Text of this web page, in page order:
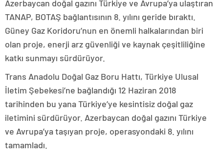
Azerbaycan doğal gazını Türkiye ve Avrupa’ya ulaştıran
TANAP, BOTAŞ bağlantısının 8. yılını geride bıraktı.
Güney Gaz Koridoru’nun en önemli halkalarından biri
olan proje, enerji arz güvenliği ve kaynak çeşitliliğine
katkı sunmayı sürdürüyor.
Trans Anadolu Doğal Gaz Boru Hattı, Türkiye Ulusal
İletim Şebekesi’ne bağlandığı 12 Haziran 2018
tarihinden bu yana Türkiye’ye kesintisiz doğal gaz
iletimini sürdürüyor. Azerbaycan doğal gazını Türkiye
ve Avrupa’ya taşıyan proje, operasyondaki 8. yılını
tamamladı.